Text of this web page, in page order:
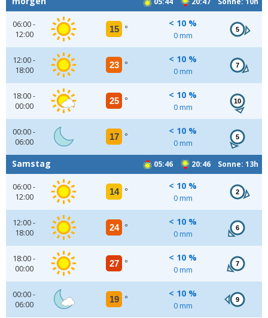
06:00 -
12:00
15 °
< 10 %
0 mm
5
12:00 -
18:00
23 °
< 10 %
0 mm
7
18:00 -
00:00
25 °
< 10 %
0 mm
10
00:00 -
06:00
17 °
< 10 %
0 mm
5
05:46 20:46 Sonne: 13h
Samstag
06:00 -
12:00
14 °
< 10 %
0 mm
2
12:00 -
18:00
24 °
< 10 %
0 mm
6
18:00 -
00:00
27 °
< 10 %
0 mm
7
00:00 -
06:00
19 °
< 10 %
0 mm
9